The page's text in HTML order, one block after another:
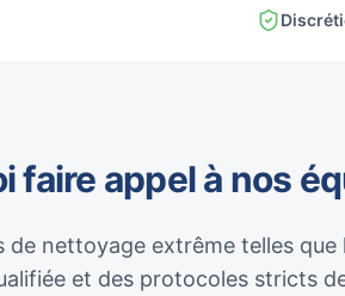
faire appel à nos
de nettoyage extrême telles
et des protocoles stricts